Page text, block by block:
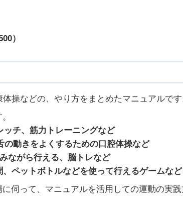
）
操などの、やり方をまとめたマニュアルです
、筋力トレーニングなど
きをよくするための口腔体操など
がら行える、脳トレなど
ペットボトルなどを使って行えるゲームなど
伺って、マニュアルを活用しての運動の実